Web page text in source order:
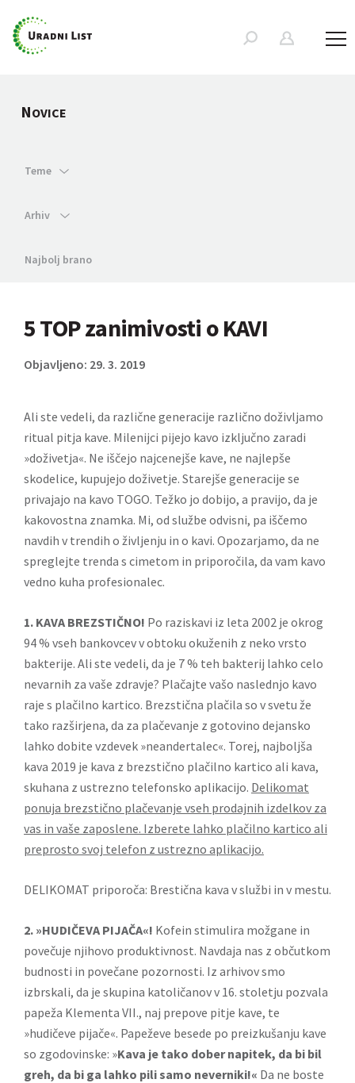
NOVICE
Teme
Arhiv
Najbolj brano
5 TOP zanimivosti o KAVI
Objavljeno: 29. 3. 2019
Ali ste vedeli, da različne generacije različno doživljamo
ritual pitja kave. Milenijci pijejo kavo izključno zaradi
»doživetja«. Ne iščejo najcenejše kave, ne najlepše
skodelice, kupujejo doživetje. Starejše generacije se
privajajo na kavo TOGO. Težko jo dobijo, a pravijo, da je
kakovostna znamka. Mi, od službe odvisni, pa iščemo
navdih v trendih o življenju in o kavi. Opozarjamo, da ne
spreglejte trenda s cimetom in priporočila, da vam kavo
vedno kuha profesionalec.
1. KAVA BREZSTIČNO! Po raziskavi iz leta 2002 je okrog
94 % vseh bankovcev v obtoku okuženih z neko vrsto
bakterije. Ali ste vedeli, da je 7 % teh bakterij lahko celo
nevarnih za vaše zdravje? Plačajte vašo naslednjo kavo
raje s plačilno kartico. Brezstična plačila so v svetu že
tako razširjena, da za plačevanje z gotovino dejansko
lahko dobite vzdevek »neandertalec«. Torej, najboljša
kava 2019 je kava z brezstično plačilno kartico ali kava,
skuhana z ustrezno telefonsko aplikacijo. Delikomat
ponuja brezstično plačevanje vseh prodajnih izdelkov za
vas in vaše zaposlene. Izberete lahko plačilno kartico ali
preprosto svoj telefon z ustrezno aplikacijo.
DELIKOMAT priporoča: Brestična kava v službi in v mestu.
2. »HUDIČEVA PIJAČA«! Kofein stimulira možgane in
povečuje njihovo produktivnost. Navdaja nas z občutkom
budnosti in povečane pozornosti. Iz arhivov smo
izbrskali, da je skupina katoličanov v 16. stoletju pozvala
papeža Klementa VII., naj prepove pitje kave, te
»hudičeve pijače«. Papeževe besede po preizkušanju kave
so zgodovinske: »Kava je tako dober napitek, da bi bil
greh, da bi ga lahko pili samo neverniki!« Da ne boste